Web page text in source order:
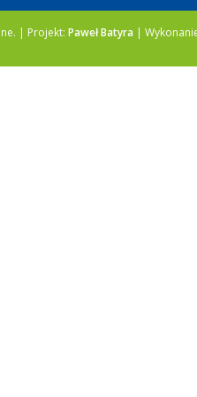
| Projekt: Paweł Batyra |